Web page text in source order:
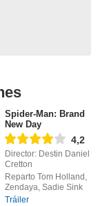
Spider-Man: Brand
New Day
4,2
Director: Destin Daniel
Cretton
Reparto Tom Holland,
Zendaya, Sadie Sink
Tráiler